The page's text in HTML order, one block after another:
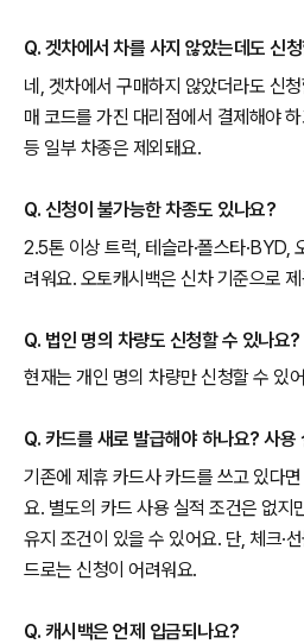
Q. 겟차에서 차를 사지 않았는데도 신
네, 겟차에서 구매하지 않았더라도 신
매 코드를 가진 대리점에서 결제해야
등 일부 차종은 제외돼요.
Q. 신청이 불가능한 차종도 있나요?
2.5톤 이상 트럭, 테슬라·폴스타·BYD,
려워요. 오토캐시백은 신차 기준으로
Q. 법인 명의 차량도 신청할 수 있나요?
현재는 개인 명의 차량만 신청할 수 있
Q. 카드를 새로 발급해야 하나요? 사용
기존에 제휴 카드사 카드를 쓰고 있다
요. 별도의 카드 사용 실적 조건은 없
유지 조건이 있을 수 있어요. 단, 체크·선
드로는 신청이 어려워요.
Q. 캐시백은 언제 입금되나요?